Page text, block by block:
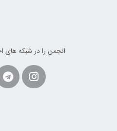
انجمن را در شبکه های